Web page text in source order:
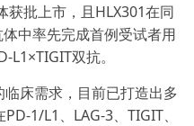
获批上市，且 HLX301在同
中率先完成首例受试者用
L1×TIGIT双抗。
床需求，目前已打造出多
PD-1/L1 、 LAG-3、 TIGIT、